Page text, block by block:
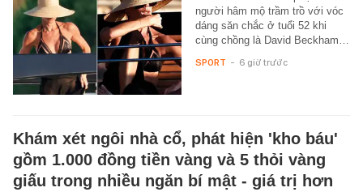
người hâm mộ trầm trồ với vóc
dáng săn chắc ở tuổi 52 khi
cùng chồng là David Beckham…
SPORT - 6 giờ trước
Khám xét ngôi nhà cổ, phát hiện 'kho báu'
gồm 1.000 đồng tiền vàng và 5 thỏi vàng
giấu trong nhiều ngăn bí mật - giá trị hơn